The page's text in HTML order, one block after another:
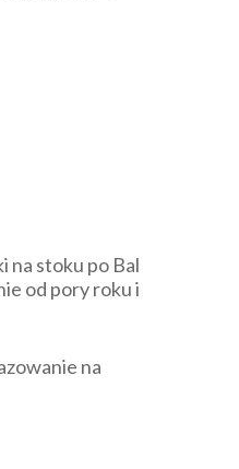
na stoku po Bal
od pory roku i
na